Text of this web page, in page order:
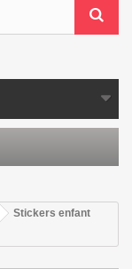
Stickers enfant